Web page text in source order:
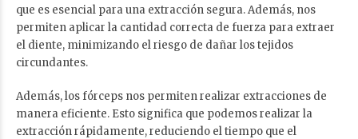
que es esencial para una extracción segura. Además, nos
permiten aplicar la cantidad correcta de fuerza para extraer
el diente, minimizando el riesgo de dañar los tejidos
circundantes.
Además, los fórceps nos permiten realizar extracciones de
manera eficiente. Esto significa que podemos realizar la
extracción rápidamente, reduciendo el tiempo que el